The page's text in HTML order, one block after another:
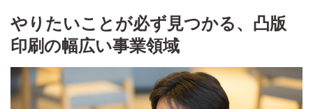
やりたいことが必ず見つかる、凸版
印刷の幅広い事業領域